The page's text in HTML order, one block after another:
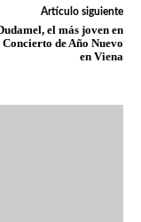
Artículo siguiente
el más joven en
de Año Nuevo
en Viena